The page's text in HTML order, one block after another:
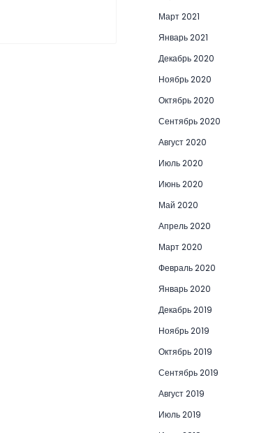
Март 2021
Январь 2021
Декабрь 2020
Ноябрь 2020
Октябрь 2020
Сентябрь 2020
Август 2020
Июль 2020
Июнь 2020
Май 2020
Апрель 2020
Март 2020
Февраль 2020
Январь 2020
Декабрь 2019
Ноябрь 2019
Октябрь 2019
Сентябрь 2019
Август 2019
Июль 2019